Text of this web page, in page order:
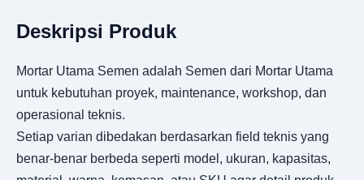
Deskripsi Produk
Mortar Utama Semen adalah Semen dari Mortar Utama
untuk kebutuhan proyek, maintenance, workshop, dan
operasional teknis.
Setiap varian dibedakan berdasarkan field teknis yang
benar-benar berbeda seperti model, ukuran, kapasitas,